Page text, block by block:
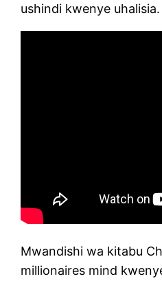
ushindi kwenye uhalisia.
Mwandishi wa kitabu
millionaires mind